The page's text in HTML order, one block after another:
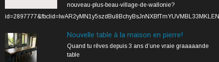
nouveau-plus-beau-village-de-wallonie?
Nouvelle table à la maison en pierre!
Quand tu rêves depuis 3 ans d’une vraie graaaaande
table